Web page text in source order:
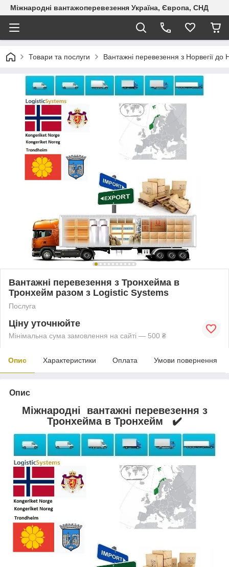
Міжнародні вантажоперевезення Україна, Європа, СНД
Товари та послуги Вантажні перевезення з Норвегії до
Вантажні перевезення з Тронхейма в
Тронхейм разом з Logistic Systems
Послуга
Ціну уточнюйте
Мінімальна сума замовлення на сайті — 500 ₴
Опис Характеристики Оплата Умови повернення
Опис
Міжнародні вантажні перевезення з
Тронхейма в Тронхейм ✔